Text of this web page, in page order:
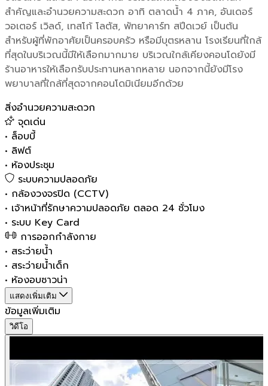
สำคัญและอำนวยความสะดวก อาทิ ตลาดน้ำ 4 ภาค, อันเดอร์
วอเตอร์ เวิลด์, เทสโก้ โลตัส, พัทยาคาร์ท สปีดเวย์ เป็นต้น
สำหรับผู้ที่พักอาศัยเป็นครอบครัว หรือมีบุตรหลาน โรงเรียนที่ใกล้
ที่สุดในบริเวณนี้มีให้เลือกมากมาย บริเวณใกล้เคียงคอนโดยังมี
ร้านอาหารให้เลือกรับประทานหลากหลาย นอกจากนี้ยังมีโรง
พยาบาลที่ใกล้ที่สุดจากคอนโดมิเนียมอีกด้วย
สิ่งอำนวยความสะดวก
จุดเด่น
• ล็อบบี้
• ลิฟต์
• ห้องประชุม
ระบบความปลอดภัย
• กล้องวงจรปิด (CCTV)
• เจ้าหน้าที่รักษาความปลอดภัย ตลอด 24 ชั่วโมง
• ระบบ Key Card
การออกกำลังกาย
• สระว่ายน้ำ
• สระว่ายน้ำเด็ก
• ห้องอบซาวน่า
แสดงเพิ่มเติม
ข้อมูลเพิ่มเติม
วิดีโอ